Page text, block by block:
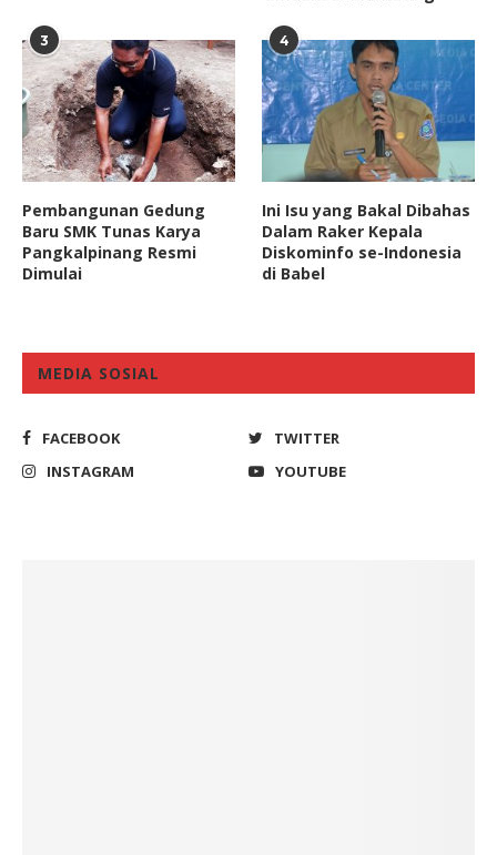
3
Pembangunan Gedung
Baru SMK Tunas Karya
Pangkalpinang Resmi
Dimulai
4
Ini Isu yang Bakal Dibahas
Dalam Raker Kepala
Diskominfo se-Indonesia
di Babel
MEDIA SOSIAL
FACEBOOK
TWITTER
INSTAGRAM
YOUTUBE